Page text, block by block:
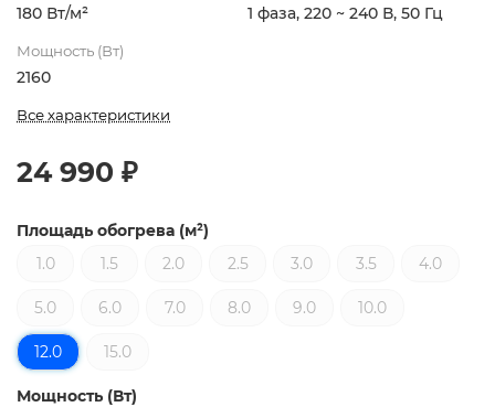
180 Вт/м² 1 фаза, 220 ~ 240 В, 50 Гц
Мощность (Вт)
2160
Все характеристики
24 990 ₽
Площадь обогрева (м²)
1.0
1.5 2.0 2.5 3.0 3.5 4.0
5.0 6.0 7.0 8.0 9.0 10.0
12.0 15.0
Мощность (Вт)